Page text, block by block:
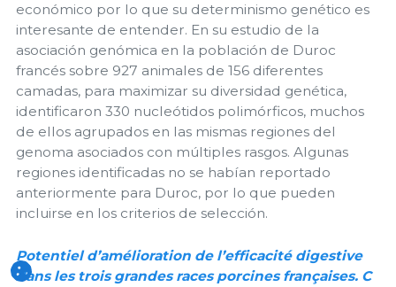
económico por lo que su determinismo genético es
interesante de entender. En su estudio de la
asociación genómica en la población de Duroc
francés sobre 927 animales de 156 diferentes
camadas, para maximizar su diversidad genética,
identificaron 330 nucleótidos polimórficos, muchos
de ellos agrupados en las mismas regiones del
genoma asociados con múltiples rasgos. Algunas
regiones identificadas no se habían reportado
anteriormente para Duroc, por lo que pueden
incluirse en los criterios de selección.
Potentiel d’amélioration de l’efficacité digestive
dans les trois grandes races porcines françaises. C